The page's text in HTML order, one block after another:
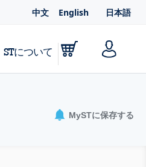
中文 English 日本語
STについて
MySTに保存する